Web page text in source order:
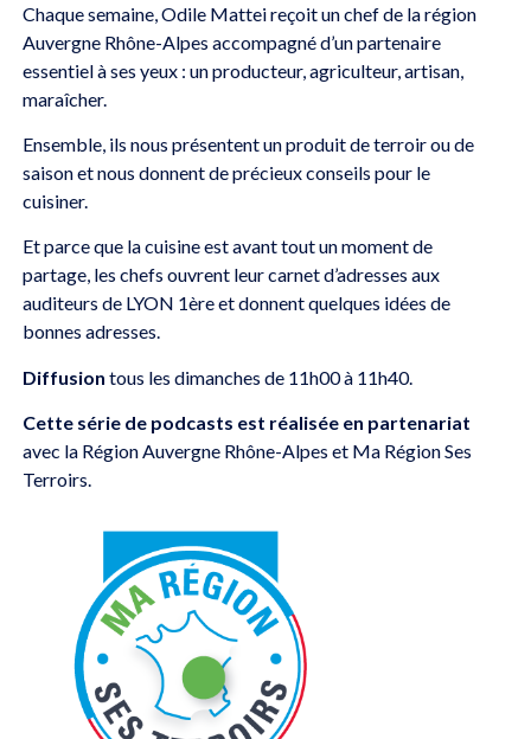
Chaque semaine, Odile Mattei reçoit un chef de la région
Auvergne Rhône-Alpes accompagné d’un partenaire
essentiel à ses yeux : un producteur, agriculteur, artisan,
maraîcher.
Ensemble, ils nous présentent un produit de terroir ou de
saison et nous donnent de précieux conseils pour le
cuisiner.
Et parce que la cuisine est avant tout un moment de
partage, les chefs ouvrent leur carnet d’adresses aux
auditeurs de LYON 1ère et donnent quelques idées de
bonnes adresses.
Diffusion tous les dimanches de 11h00 à 11h40.
Cette série de podcasts est réalisée en partenariat
avec la Région Auvergne Rhône-Alpes et Ma Région Ses
Terroirs.